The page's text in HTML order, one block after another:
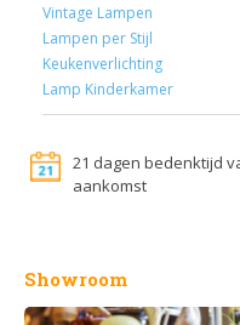
Vintage Lampen
Lampen per Stijl
Keukenverlichting
Lamp Kinderkamer
21 dagen bedenktijd
aankomst
Showroom